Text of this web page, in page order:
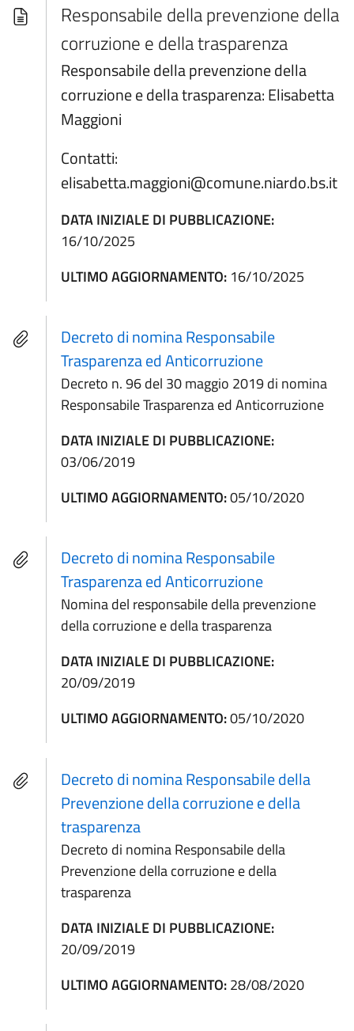
Responsabile della prevenzione della
corruzione e della trasparenza
Responsabile della prevenzione della
corruzione e della trasparenza: Elisabetta
Maggioni
Contatti:
elisabetta.maggioni@comune.niardo.bs.it
DATA INIZIALE DI PUBBLICAZIONE:
16/10/2025
ULTIMO AGGIORNAMENTO: 16/10/2025
Decreto di nomina Responsabile
Trasparenza ed Anticorruzione
Decreto n. 96 del 30 maggio 2019 di nomina
Responsabile Trasparenza ed Anticorruzione
DATA INIZIALE DI PUBBLICAZIONE:
03/06/2019
ULTIMO AGGIORNAMENTO:05/10/2020
Decreto di nomina Responsabile
Trasparenza ed Anticorruzione
Nomina del responsabile della prevenzione
della corruzione e della trasparenza
DATA INIZIALE DI PUBBLICAZIONE:
20/09/2019
ULTIMO AGGIORNAMENTO:05/10/2020
Decreto di nomina Responsabile della
Prevenzione della corruzione e della
trasparenza
Decreto di nomina Responsabile della
Prevenzione della corruzione e della
trasparenza
DATA INIZIALE DI PUBBLICAZIONE:
20/09/2019
ULTIMO AGGIORNAMENTO:28/08/2020